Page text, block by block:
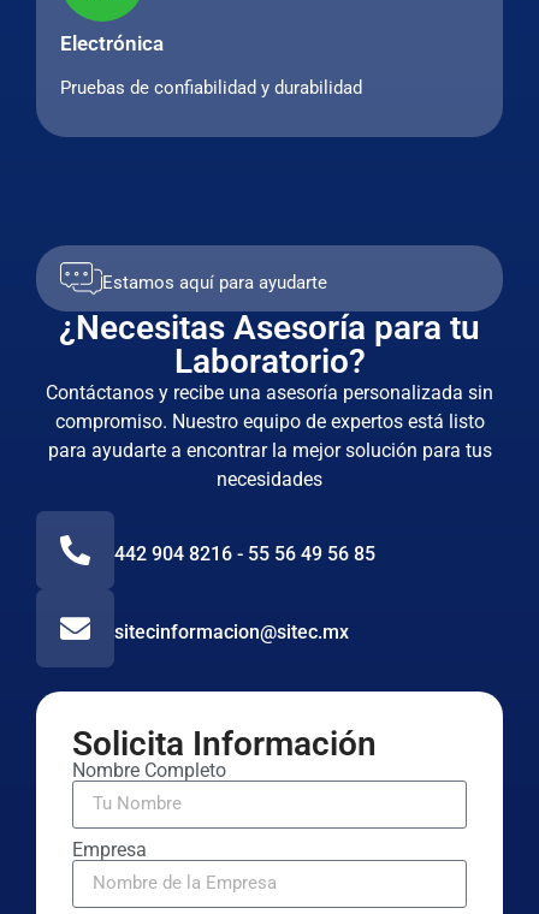
Electrónica
Pruebas de confiabilidad y durabilidad
Estamos aquí para ayudarte
¿Necesitas Asesoría para tu
Laboratorio?
Contáctanos y recibe una asesoría personalizada sin
compromiso. Nuestro equipo de expertos está listo
para ayudarte a encontrar la mejor solución para tus
necesidades
442 904 8216 - 55 56 49 56 85
sitecinformacion@sitec.mx
Solicita Información
Nombre Completo
Empresa